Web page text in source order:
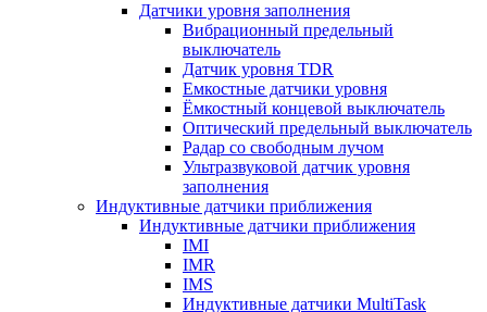
Датчики уровня заполнения
Вибрационный предельный
выключатель
Датчик уровня TDR
Емкостные датчики уровня
Ёмкостный концевой выключатель
Оптический предельный выключатель
Радар со свободным лучом
Ультразвуковой датчик уровня
заполнения
Индуктивные датчики приближения
Индуктивные датчики приближения
IMI
IMR
IMS
Индуктивные датчики MultiTask